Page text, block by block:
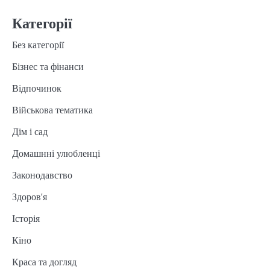
Категорії
Без категорії
Бізнес та фінанси
Відпочинок
Військова тематика
Дім і сад
Домашнні улюбленці
Законодавство
Здоров'я
Історія
Кіно
Краса та догляд